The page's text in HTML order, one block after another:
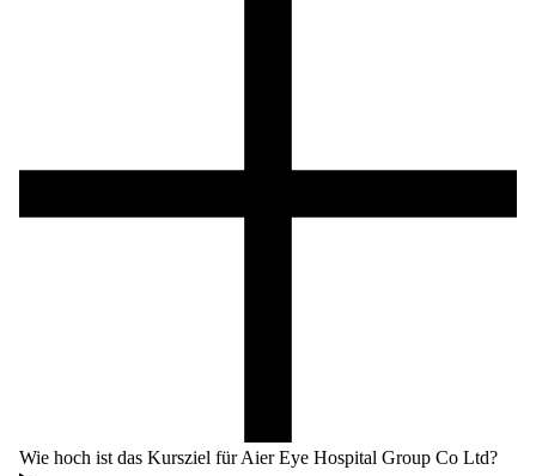
Wie hoch ist das Kursziel für Aier Eye Hospital Group Co Ltd?